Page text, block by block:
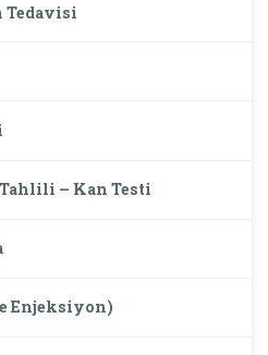
Tedavisi
– Kan Testi
Enjeksiyon)